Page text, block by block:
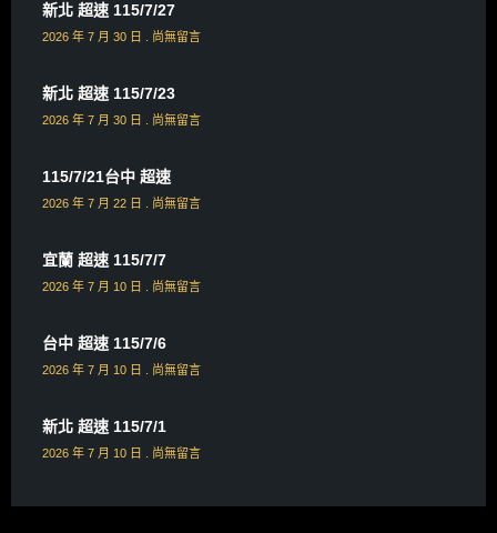
新北 超速 115/7/27
2026 年 7 月 30 日 尚無留言
新北 超速 115/7/23
2026 年 7 月 30 日 尚無留言
115/7/21台中 超速
2026 年 7 月 22 日 尚無留言
宜蘭 超速 115/7/7
2026 年 7 月 10 日 尚無留言
台中 超速 115/7/6
2026 年 7 月 10 日 尚無留言
新北 超速 115/7/1
2026 年 7 月 10 日 尚無留言